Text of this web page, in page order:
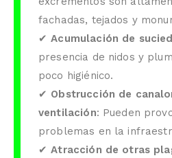
fachadas, tejados y
✔Acumulación de
presencia de nidos y
poco higiénico.
✔ Obstrucción de
ventilación: Pueden
problemas en la
✔Atracción de otras